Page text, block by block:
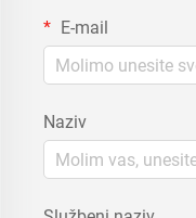
E-mail
Naziv